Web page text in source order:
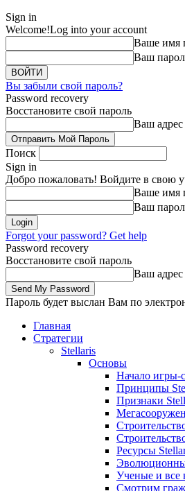
Sign in
Welcome!Log into your account
Ваше имя
Ваш
Вы забыли свой пароль?
Password recovery
Восстановите свой пароль
Ваш
Поиск
Sign in
Добро пожаловать! Войдите в свою
Ваше имя
Ваш
Forgot your password? Get help
Password recovery
Восстановите свой пароль
Ваш
Пароль будет выслан Вам по
Главная
Стратегии
Stellaris
Основы
Начало игры-
Принципы
Признаки
Ресурсы
Ученые и все
Смотрим